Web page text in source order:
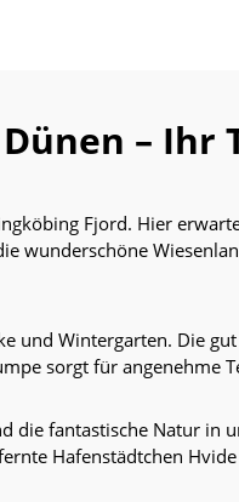
– Ihr
Fjord. Hier
wunderschöne
und Wintergarten. Die
sorgt für angenehme
die fantastische Natur in
Hafenstädtchen